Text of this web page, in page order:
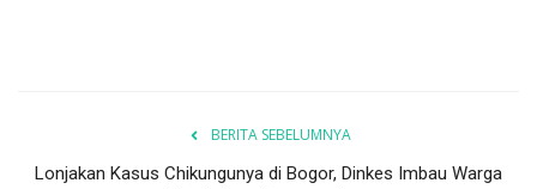
BERITA SEBELUMNYA
Lonjakan Kasus Chikungunya di Bogor, Dinkes Imbau Warga